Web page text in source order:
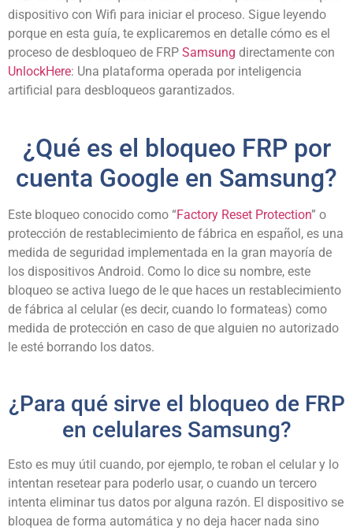
dispositivo con Wifi para iniciar el proceso. Sigue leyendo
porque en esta guía, te explicaremos en detalle cómo es el
proceso de desbloqueo de FRP Samsung directamente con
UnlockHere: Una plataforma operada por inteligencia
artificial para desbloqueos garantizados.
¿Qué es el bloqueo FRP por
cuenta Google en Samsung?
Este bloqueo conocido como “Factory Reset Protection” o
protección de restablecimiento de fábrica en español, es una
medida de seguridad implementada en la gran mayoría de
los dispositivos Android. Como lo dice su nombre, este
bloqueo se activa luego de le que haces un restablecimiento
de fábrica al celular (es decir, cuando lo formateas) como
medida de protección en caso de que alguien no autorizado
le esté borrando los datos.
¿Para qué sirve el bloqueo de FRP
en celulares Samsung?
Esto es muy útil cuando, por ejemplo, te roban el celular y lo
intentan resetear para poderlo usar, o cuando un tercero
intenta eliminar tus datos por alguna razón. El dispositivo se
bloquea de forma automática y no deja hacer nada sino